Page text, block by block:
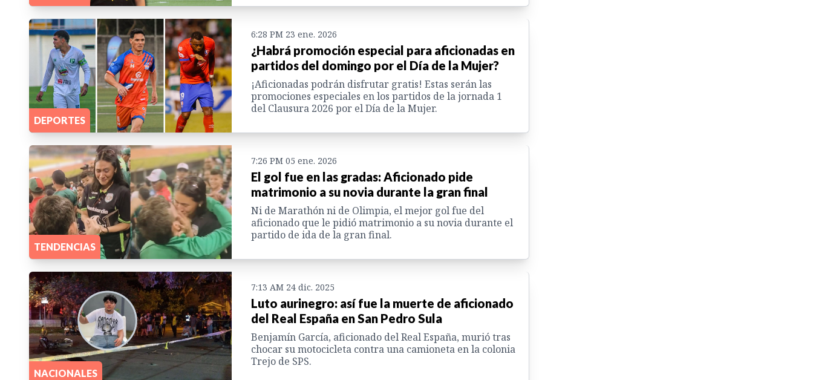
DEPORTES
6:28 PM 23 ene. 2026
¿Habrá promoción especial para aficionadas en
partidos del domingo por el Día de la Mujer?
¡Aficionadas podrán disfrutar gratis! Estas serán las
promociones especiales en los partidos de la jornada 1
del Clausura 2026 por el Día de la Mujer.
TENDENCIAS
7:26 PM 05 ene. 2026
El gol fue en las gradas: Aficionado pide
matrimonio a su novia durante la gran final
Ni de Marathón ni de Olimpia, el mejor gol fue del
aficionado que le pidió matrimonio a su novia durante el
partido de ida de la gran final.
NACIONALES
7:13 AM 24 dic. 2025
Luto aurinegro: así fue la muerte de aficionado
del Real España en San Pedro Sula
Benjamín García, aficionado del Real España, murió tras
chocar su motocicleta contra una camioneta en la colonia
Trejo de SPS.